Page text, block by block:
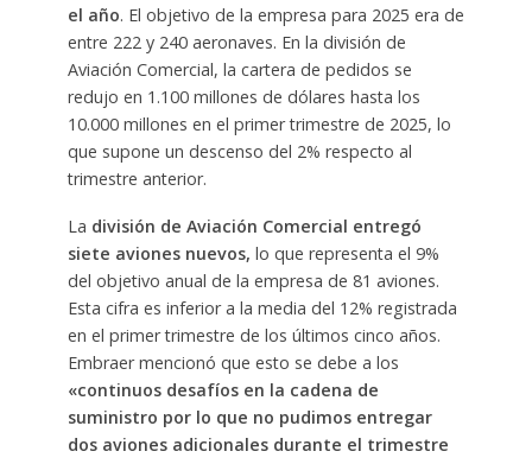
el año. El objetivo de la empresa para 2025 era de
entre 222 y 240 aeronaves. En la división de
Aviación Comercial, la cartera de pedidos se
redujo en 1.100 millones de dólares hasta los
10.000 millones en el primer trimestre de 2025, lo
que supone un descenso del 2% respecto al
trimestre anterior.
La división de Aviación Comercial entregó
siete aviones nuevos, lo que representa el 9%
del objetivo anual de la empresa de 81 aviones.
Esta cifra es inferior a la media del 12% registrada
en el primer trimestre de los últimos cinco años.
Embraer mencionó que esto se debe a los
«continuos desafíos en la cadena de
suministro por lo que no pudimos entregar
dos aviones adicionales durante el trimestre